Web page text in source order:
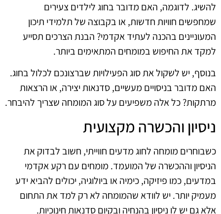
להשיג. לדוגמה, האם מדובר בחוג לילדים צעירים
שמחפשים חוויות חדשות, או בקבוצה של תלמידי תיכון
המעוניינים בהכנה לעתיד אקדמי? הבנת הצרכים תסייע
למקד את החיפוש במומחים המתאימים ביותר.
בנוסף, יש לשקול את סוג הפעילויות שברצונכם לכלול בחוג.
האם מדובר בניסויים מעשיים, סדנאות יצירה, או הרצאות
מרתקות? כל אלה משפיעים על סוג המומחה שצריך להיבחר.
ניסיון והכשרה מקצועית
כשבוחרים מומחה לחוג מדעים חווייתי, חשוב לבדוק את
הניסיון וההכשרה של המועמד. מומחים עם רקע אקדמי
במדעים, כמו פיזיקה, כימיה או ביולוגיה, יכולים להביא ידע
מעמיק יותר. יש לוודא שהמומחה לא רק למד את התחום
אלא גם יש לו ניסיון בהנחיה ובקיום סדנאות חינוכיות.